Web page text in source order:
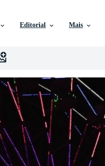
Editorial Mais